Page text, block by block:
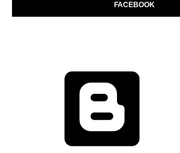
FACEBOOK